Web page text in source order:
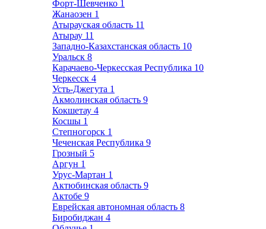
Форт-Шевченко 1
Жанаозен 1
Атырауская область 11
Атырау 11
Западно-Казахстанская область 10
Уральск 8
Карачаево-Черкесская Республика 10
Черкесск 4
Усть-Джегута 1
Акмолинская область 9
Кокшетау 4
Косшы 1
Степногорск 1
Чеченская Республика 9
Грозный 5
Аргун 1
Урус-Мартан 1
Актюбинская область 9
Актобе 9
Еврейская автономная область 8
Биробиджан 4